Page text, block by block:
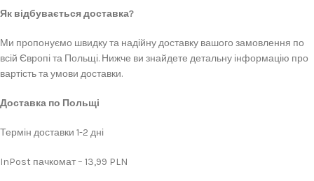
Як відбувається доставка?
Ми пропонуємо швидку та надійну доставку вашого замовлення по
всій Європі та Польщі. Нижче ви знайдете детальну інформацію про
вартість та умови доставки.
Доставка по Польщі
Термін доставки 1-2 дні
InPost пачкомат – 13,99 PLN